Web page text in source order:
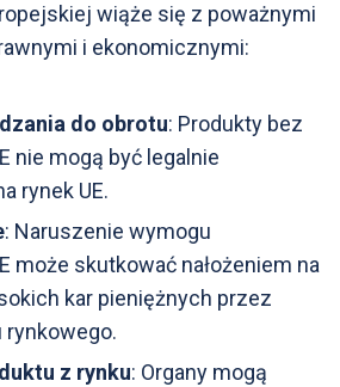
wiąże się z poważnymi
i ekonomicznymi:
do obrotu: Produkty bez
nie mogą być legalnie
rynek UE.
: Naruszenie wymogu
może skutkować nałożeniem na
kar pieniężnych przez
rynkowego.
z rynku: Organy mogą